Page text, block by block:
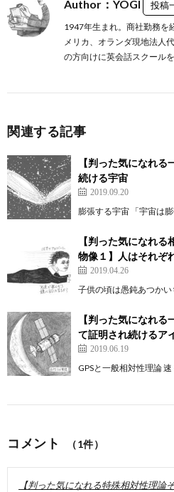
Author：YOGI 投稿
1947年生まれ。商社勤務を
メリカ、オランダ現地法人
の方向けに英会話スクールを
関連する記事
【判った気になれ
続ける宇宙
2019.09.20
膨張する宇宙 「宇宙は
【判った気になれ
物像１】人はそれぞ
2019.04.26
子供の頃は愚鈍あつか
【判った気になれ
て証明され続けるア
2019.06.19
GPSと一般相対性理論
コメント （1件）
【判った気になれる特殊相対性理論